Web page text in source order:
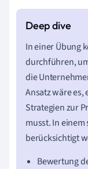
In einer Übung
durchführen,
die
Ansatz wäre
Strategien zur
musst. In
berücksichtigt
Bewertung